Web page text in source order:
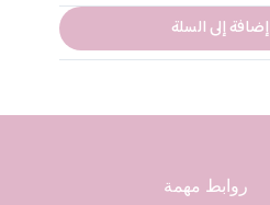
إضافة إلى السلة
روابط مهمة